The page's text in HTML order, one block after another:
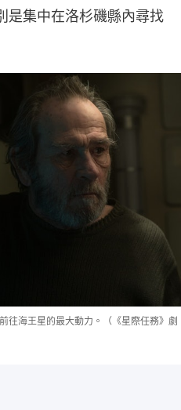
是集中在洛杉磯縣內尋找
往海王星的最大動力。（《星際任務》劇